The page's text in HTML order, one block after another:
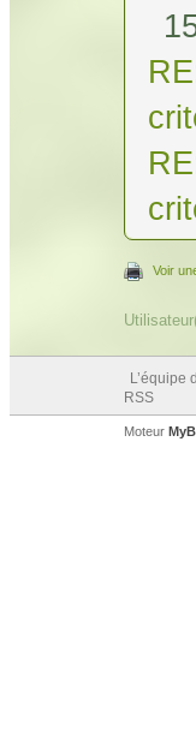
Voir
L’équipe
RSS
Moteur